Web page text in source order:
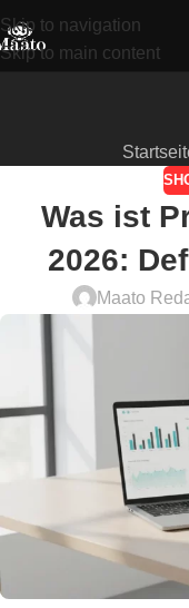
Skip to navigation
Skip to main content
Was ist
2026:
Maato